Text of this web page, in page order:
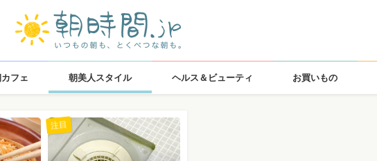
フェ 朝美人スタイル ヘルス＆ビューティ お買いもの
注目